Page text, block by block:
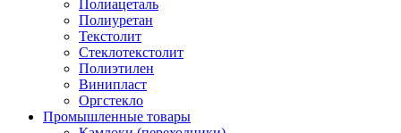
Полиацеталь
Полиуретан
Текстолит
Стеклотекстолит
Полиэтилен
Винипласт
Оргстекло
Промышленные товары